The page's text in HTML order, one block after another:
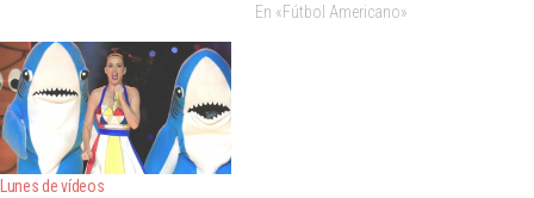
En «Fútbol Americano»
Lunes de vídeos